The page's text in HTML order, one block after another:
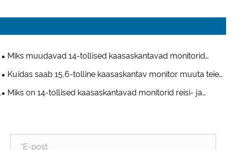
Miks muudavad 14-tollised kaasaskantavad monitorid
igapäevase töö nii palju lihtsamaks?
Kuidas saab 15,6-tolline kaasaskantav monitor muuta teie
seadistuse tõeliselt mobiilseks?
Miks on 14-tollised kaasaskantavad monitorid reisi- ja